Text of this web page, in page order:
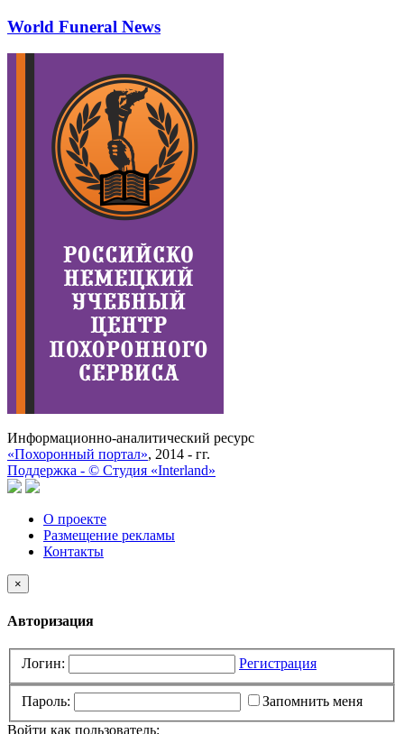
World Funeral News
Информационно-аналитический ресурс
«Похоронный портал», 2014 - гг.
Поддержка - © Cтудия «Interland»
О проекте
Размещение рекламы
Контакты
×
Авторизация
Логин: Регистрация
Пароль:
Запомнить меня
Войти как пользователь: